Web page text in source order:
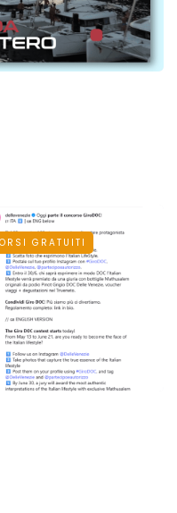
GRATUITI